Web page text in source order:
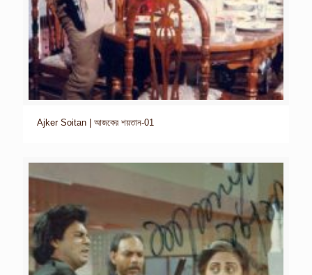
Ajker Soitan | আজকের শয়তান-01